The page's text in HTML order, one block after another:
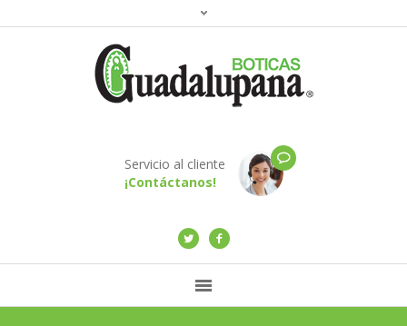
Servicio al cliente
¡Contáctanos!